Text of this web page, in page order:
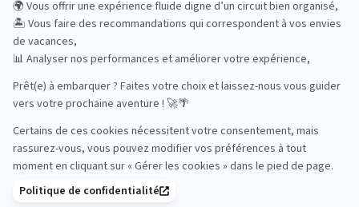
En couple
En famille
En solo